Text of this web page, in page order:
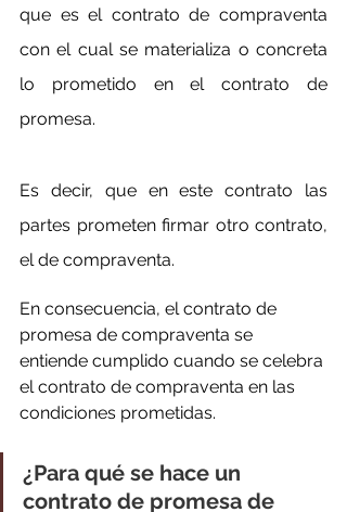
que es el contrato de compraventa
con el cual se materializa o concreta
lo prometido en el contrato de
promesa.
Es decir, que en este contrato las
partes prometen firmar otro contrato,
el de compraventa.
En consecuencia, el contrato de
promesa de compraventa se
entiende cumplido cuando se celebra
el contrato de compraventa en las
condiciones prometidas.
¿Para qué se hace un
contrato de promesa de